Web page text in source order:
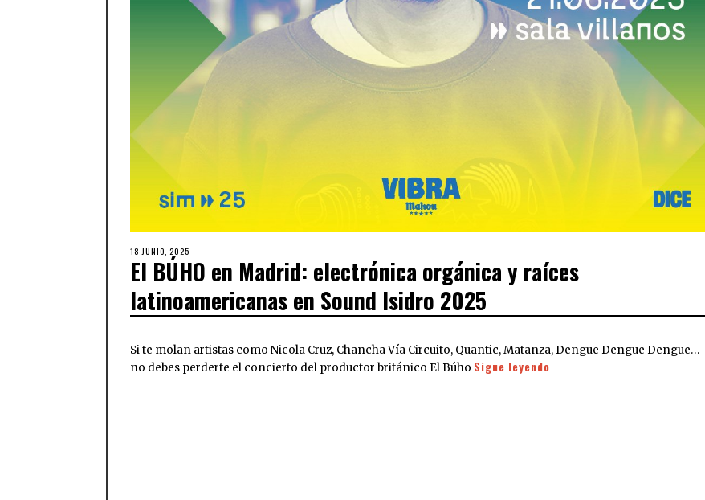
18 JUNIO, 2025
El BÚHO en Madrid: electrónica orgánica y raíces
latinoamericanas en Sound Isidro 2025
Si te molan artistas como Nicola Cruz, Chancha Vía Circuito, Quantic, Matanza, Dengue Dengue Dengue…
no debes perderte el concierto del productor británico El Búho Sigue leyendo